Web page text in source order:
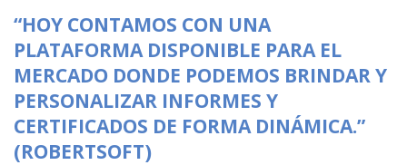
“HOY CONTAMOS CON UNA
PLATAFORMA DISPONIBLE PARA EL
MERCADO DONDE PODEMOS BRINDAR Y
PERSONALIZAR INFORMES Y
CERTIFICADOS DE FORMA DINÁMICA.”
(ROBERTSOFT)